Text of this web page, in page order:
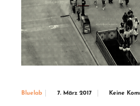
Bluelab 7. März 2017 Keine